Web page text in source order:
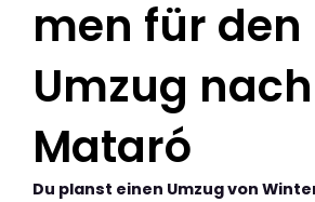
men für den
Umzug nach
Mataró
Du planst einen Umzug von